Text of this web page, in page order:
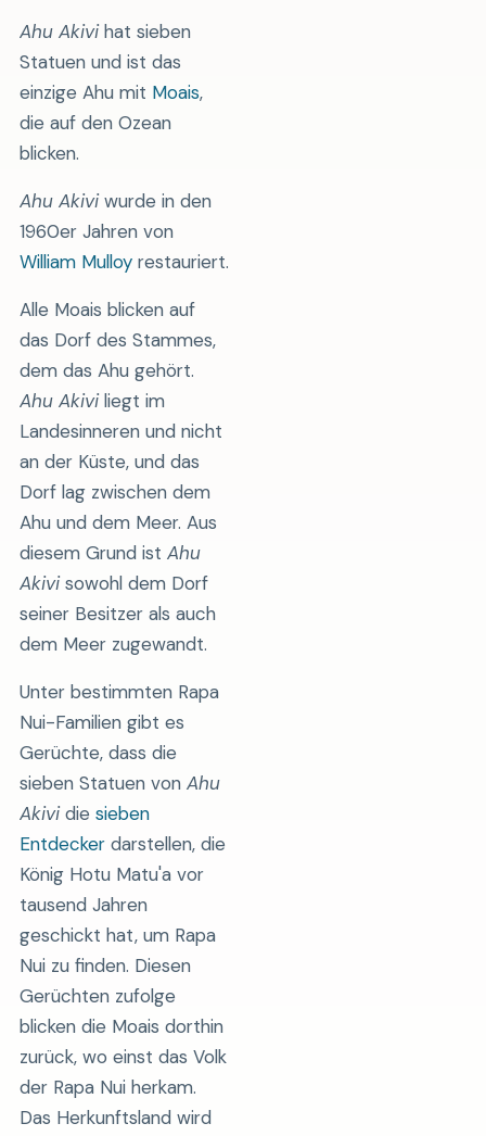
Ahu Akivihat sieben
Statuen und ist das
einzige Ahu mit Moais,
die auf den Ozean
blicken.
Ahu Akiviwurde in den
1960er Jahren von
William Mulloyrestauriert.
Alle Moais blicken auf
das Dorf des Stammes,
dem das Ahu gehört.
Ahu Akiviliegt im
Landesinneren und nicht
an der Küste, und das
Dorf lag zwischen dem
Ahu und dem Meer. Aus
diesem Grund ist Ahu
Akivisowohl dem Dorf
seiner Besitzer als auch
dem Meer zugewandt.
Unter bestimmten Rapa
Nui-Familien gibt es
Gerüchte, dass die
sieben Statuen von Ahu
Akividie sieben
Entdeckerdarstellen, die
König Hotu Matu'a vor
tausend Jahren
geschickt hat, um Rapa
Nui zu finden. Diesen
Gerüchten zufolge
blicken die Moais dorthin
zurück, wo einst das Volk
der Rapa Nui herkam.
Das Herkunftsland wird